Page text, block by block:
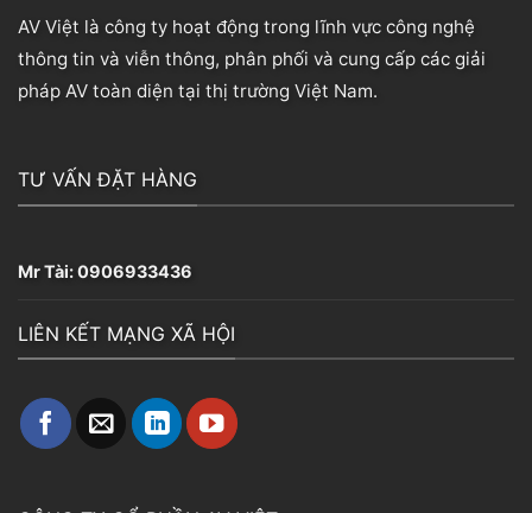
AV Việt là công ty hoạt động trong lĩnh vực công nghệ
thông tin và viễn thông, phân phối và cung cấp các giải
pháp AV toàn diện tại thị trường Việt Nam.
TƯ VẤN ĐẶT HÀNG
Mr Tài:0906933436
LIÊN KẾT MẠNG XÃ HỘI